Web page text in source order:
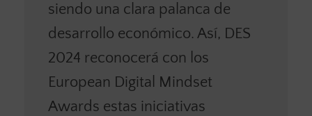
siendo una clara palanca de
desarrollo económico. Así, DES
2024 reconocerá con los
European Digital Mindset
Awards estas iniciativas